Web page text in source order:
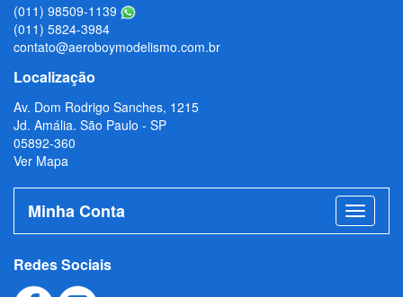
(011) 98509-1139
(011) 5824-3984
contato@aeroboymodelismo.com.br
Localização
Av. Dom Rodrigo Sanches, 1215
Jd. Amália. São Paulo - SP
05892-360
Ver Mapa
Minha Conta
Redes Sociais